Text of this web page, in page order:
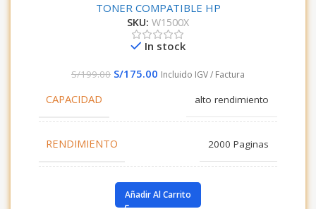
TONER COMPATIBLE HP
SKU: W1500X
In stock
S/199.00 S/175.00 Incluido IGV / Factura
CAPACIDAD alto rendimiento
RENDIMIENTO 2000 Paginas
Añadir Al Carrito